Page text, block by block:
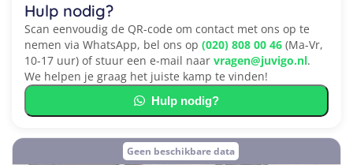
Hulp nodig?
Scan eenvoudig de QR-code om contact met ons op te
nemen via WhatsApp, bel ons op (020) 808 00 46 (Ma-Vr,
10-17 uur) of stuur een e-mail naar vragen@juvigo.nl.
We helpen je graag het juiste kamp te vinden!
Hulp nodig?
Geen beschikbare data